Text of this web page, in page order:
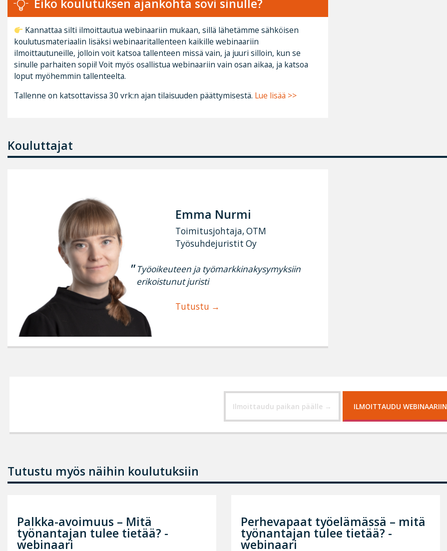
Eikö koulutuksen ajankohta sovi sinulle?
Kannattaa silti ilmoittautua webinaariin mukaan, sillä lähetämme sähköisen
koulutusmateriaalin lisäksi webinaaritallenteen kaikille webinaariin
ilmoittautuneille, jolloin voit katsoa tallenteen missä vain, ja juuri silloin, kun se
sinulle parhaiten sopii! Voit myös osallistua webinaariin vain osan aikaa, ja katsoa
loput myöhemmin tallenteelta.
Tallenne on katsottavissa 30 vrk:n ajan tilaisuuden päättymisestä. Lue lisää >>
Kouluttajat
Emma Nurmi
Toimitusjohtaja, OTM
Työsuhdejuristit Oy
Työoikeuteen ja työmarkkinakysymyksiin
erikoistunut juristi
Tutustu
Ilmoittaudu paikan päälle ILMOITTAUDU WEBINAARIIN
Tutustu myös näihin koulutuksiin
Palkka-avoimuus – Mitä
työnantajan tulee tietää? -
webinaari
Perhevapaat työelämässä – mitä
työnantajan tulee tietää? -
webinaari